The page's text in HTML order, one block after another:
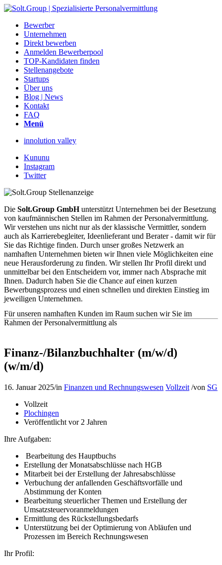
Bewerber
Unternehmen
Direkt bewerben
Anmelden Bewerberpool
TOP-Kandidaten finden
Stellenangebote
Startups
Über uns
Blog | News
Kontakt
FAQ
Menü
innolution valley
Kununu
Instagram
Twitter
Die Solt.Group GmbHunterstützt Unternehmen bei der Besetzung
von kaufmännischen Stellen im Rahmen der Personalvermittlung.
Wir verstehen uns nicht nur als der klassische Vermittler, sondern
auch als Karrierebegleiter, Ideenlieferant und Berater - damit wir für
Sie das Richtige finden. Durch unser großes Netzwerk an
namhaften Unternehmen bieten wir Ihnen viele Möglichkeiten eine
neue Herausforderung zu finden. Wir stellen Ihr Profil direkt und
unmittelbar bei den Entscheidern vor, immer nach Absprache mit
Ihnen. Dadurch haben Sie die Chance auf einen kurzen
Bewerbungsprozess und einen schnellen und direkten Einstieg im
jeweiligen Unternehmen.
Für unseren namhaften Kunden im Raum suchen wir Sie im
Rahmen der Personalvermittlung als
Finanz-/Bilanzbuchhalter (m/w/d)
(w/m/d)
16. Januar 2025/in Finanzen und Rechnungswesen Vollzeit /von SG
Vollzeit
Plochingen
Veröffentlicht vor 2 Jahren
Ihre Aufgaben:
Bearbeitung des Hauptbuchs
Erstellung der Monatsabschlüsse nach HGB
Mitarbeit bei der Erstellung der Jahresabschlüsse
Verbuchung der anfallenden Geschäftsvorfälle und
Abstimmung der Konten
Bearbeitung steuerlicher Themen und Erstellung der
Umsatzsteuervoranmeldungen
Ermittlung des Rückstellungsbedarfs
Unterstützung bei der Optimierung von Abläufen und
Prozessen im Bereich Rechnungswesen
Ihr Profil: